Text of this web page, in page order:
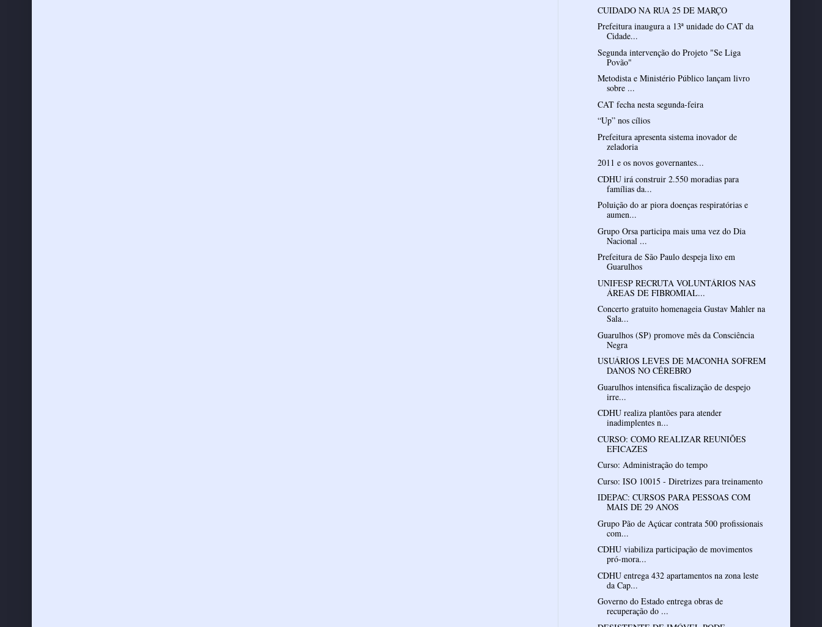
CUIDADO NA RUA 25 DE MARÇO
Prefeitura inaugura a 13ª unidade do CAT da
Cidade...
Segunda intervenção do Projeto "Se Liga
Povão"
Metodista e Ministério Público lançam livro
sobre ...
CAT fecha nesta segunda-feira
“Up” nos cílios
Prefeitura apresenta sistema inovador de
zeladoria
2011 e os novos governantes...
CDHU irá construir 2.550 moradias para
famílias da...
Poluição do ar piora doenças respiratórias e
aumen...
Grupo Orsa participa mais uma vez do Dia
Nacional ...
Prefeitura de São Paulo despeja lixo em
Guarulhos
UNIFESP RECRUTA VOLUNTÁRIOS NAS
ÁREAS DE FIBROMIAL...
Concerto gratuito homenageia Gustav Mahler na
Sala...
Guarulhos (SP) promove mês da Consciência
Negra
USUÁRIOS LEVES DE MACONHA SOFREM
DANOS NO CÉREBRO
Guarulhos intensifica fiscalização de despejo
irre...
CDHU realiza plantões para atender
inadimplentes n...
CURSO: COMO REALIZAR REUNIÕES
EFICAZES
Curso: Administração do tempo
Curso: ISO 10015 - Diretrizes para treinamento
IDEPAC: CURSOS PARA PESSOAS COM
Grupo Pão de Açúcar contrata 500 profissionais
com...
CDHU viabiliza participação de movimentos
pró-mora...
CDHU entrega 432 apartamentos na zona leste
da Cap...
Governo do Estado entrega obras de
recuperação do ...